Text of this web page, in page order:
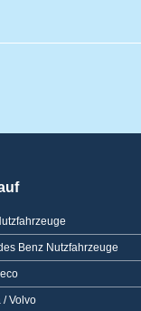
Benz Nutzfahrzeuge
/ Volvo